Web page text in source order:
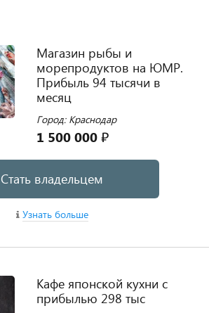
Магазин рыбы и
морепродуктов на ЮМР.
Прибыль 94 тысячи в
месяц
Город: Краснодар
1 500 000 ₽
Стать владельцем
Узнать больше
Кафе японской кухни с
прибылью 298 тыс